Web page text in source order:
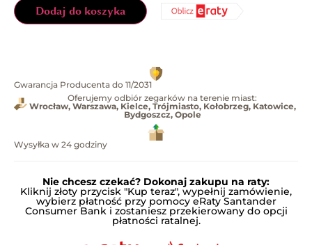
Dodaj do koszyka
Gwarancja Producenta do 11/2031
Oferujemy odbiór zegarków na terenie miast:
Wrocław, Warszawa, Kielce, Trójmiasto, Kołobrzeg, Katowice,
Bydgoszcz, Opole
Wysyłka w 24 godziny
Nie chcesz czekać? Dokonaj zakupu na raty:
Kliknij złoty przycisk "Kup teraz", wypełnij zamówienie,
wybierz płatność przy pomocy eRaty Santander
Consumer Bank i zostaniesz przekierowany do opcji
płatności ratalnej.